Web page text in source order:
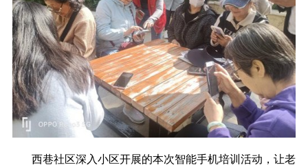
西巷社区深入小区开展的本次智能手机培训活动，让老